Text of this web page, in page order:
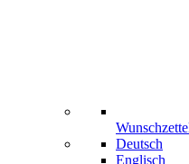
Deutsch
Englisch